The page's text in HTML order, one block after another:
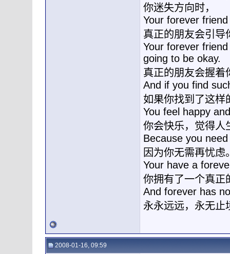
你迷失方向时，
Your forever
真正的朋友会引导
Your forever
going to be okay.
真正的朋友会握着
And if you find
如果你找到了这样
You feel happy
你会快乐，觉得人
Because you
因为你无需再忧虑
Your have a
你拥有了一个真正
And forever has
永永远远，永无止
2008-01-16, 09:59